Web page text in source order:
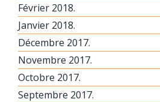
Février 2018.
Janvier 2018.
Décembre 2017.
Novembre 2017.
Octobre 2017.
Septembre 2017.